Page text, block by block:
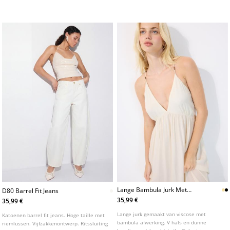
D80 Barrel Fit Jeans
35,99 €
Katoenen barrel fit jeans. Hoge taille met
riemlussen. Vijfzakkenontwerp. Ritssluiting
Lange Bambula Jurk Met
Kralenbandjes
35,99 €
Lange jurk gemaakt van viscose met
bambula afwerking. V hals en dunne